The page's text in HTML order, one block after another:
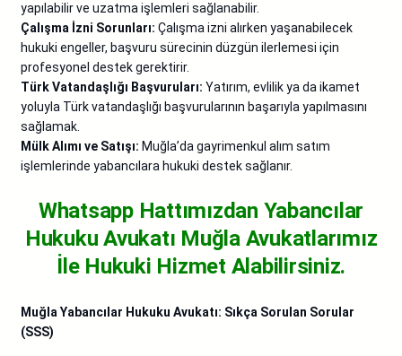
yapılabilir ve uzatma işlemleri sağlanabilir.
Çalışma İzni Sorunları: Çalışma izni alırken yaşanabilecek
hukuki engeller, başvuru sürecinin düzgün ilerlemesi için
profesyonel destek gerektirir.
Türk Vatandaşlığı Başvuruları: Yatırım, evlilik ya da ikamet
yoluyla Türk vatandaşlığı başvurularının başarıyla yapılmasını
sağlamak.
Mülk Alımı ve Satışı: Muğla’da gayrimenkul alım satım
işlemlerinde yabancılara hukuki destek sağlanır.
Whatsapp Hattımızdan Yabancılar
Hukuku Avukatı Muğla Avukatlarımız
İle Hukuki Hizmet Alabilirsiniz.
Muğla Yabancılar Hukuku Avukatı: Sıkça Sorulan Sorular
(SSS)